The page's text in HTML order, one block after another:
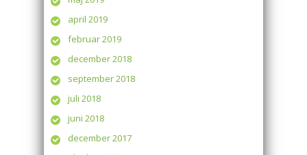
april 2019
februar 2019
december 2018
september 2018
juli 2018
juni 2018
december 2017